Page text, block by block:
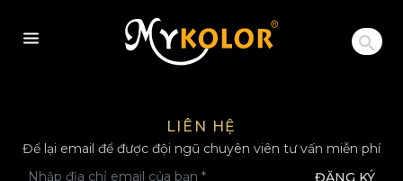
MYKOLOR
LIÊN HỆ
Để lại email để được đội ngũ chuyên viên tư vấn miễn phí
ĐĂNG KÝ